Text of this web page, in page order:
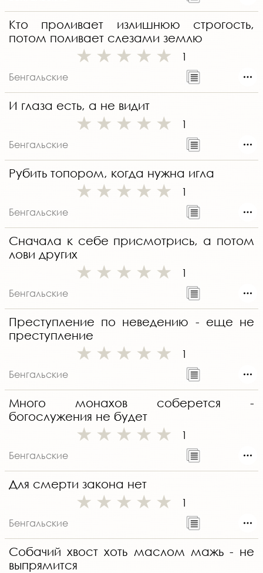
Кто проливает излишнюю строгость,
потом поливает слезами землю
1
Бенгальские
И глаза есть, а не видит
1
Бенгальские
Рубить топором, когда нужна игла
1
Бенгальские
Сначала к себе присмотрись, а потом
лови других
1
Бенгальские
Преступление по неведению - еще не
преступление
1
Бенгальские
Много монахов соберется -
богослужения не будет
1
Бенгальские
Для смерти закона нет
1
Бенгальские
Собачий хвост хоть маслом мажь - не
выпрямится